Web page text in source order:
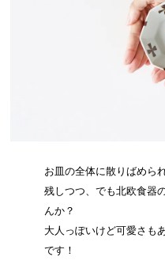
お皿の全体に散りばめら
残しつつ、でも北欧食器
んか？
大人っぽいけど可愛さも
です！